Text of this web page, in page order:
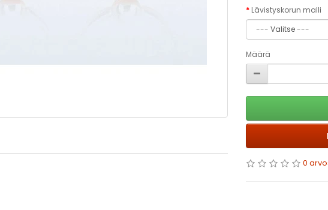
Lävistyskorun malli
Määrä
0